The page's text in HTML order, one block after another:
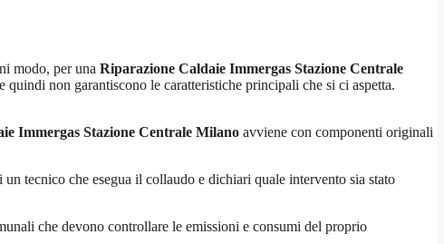
modo, per una Riparazione Caldaie Immergas Stazione Centrale
non garantiscono le caratteristiche principali che si ci aspetta.
Immergas Stazione Centrale Milano avviene con componenti originali
tecnico che esegua il collaudo e dichiari quale intervento sia stato
che devono controllare le emissioni e consumi del proprio